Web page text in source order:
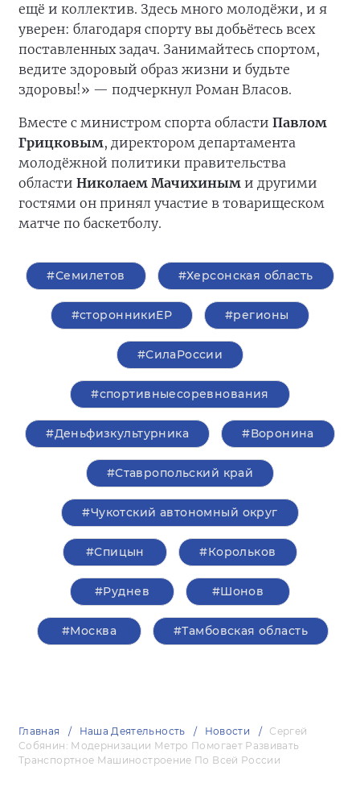
ещё и коллектив. Здесь много молодёжи, и я
уверен: благодаря спорту вы добьётесь всех
поставленных задач. Занимайтесь спортом,
ведите здоровый образ жизни и будьте
здоровы!» — подчеркнул Роман Власов.
Вместе с министром спорта области Павлом
Грицковым, директором департамента
молодёжной политики правительства
области Николаем Мачихиным и другими
гостями он принял участие в товарищеском
матче по баскетболу.
#Семилетов #Херсонская область
#сторонникиЕР #регионы
#СилаРоссии
#спортивныесоревнования
#Деньфизкультурника #Воронина
#Ставропольский край
#Чукотский автономный округ
#Спицын #Корольков
#Руднев #Шонов
#Москва #Тамбовская область
Главная Наша Деятельность Новости
Сергей
Собянин: Модернизации Метро Помогает Развивать
Транспортное Машиностроение По Всей России